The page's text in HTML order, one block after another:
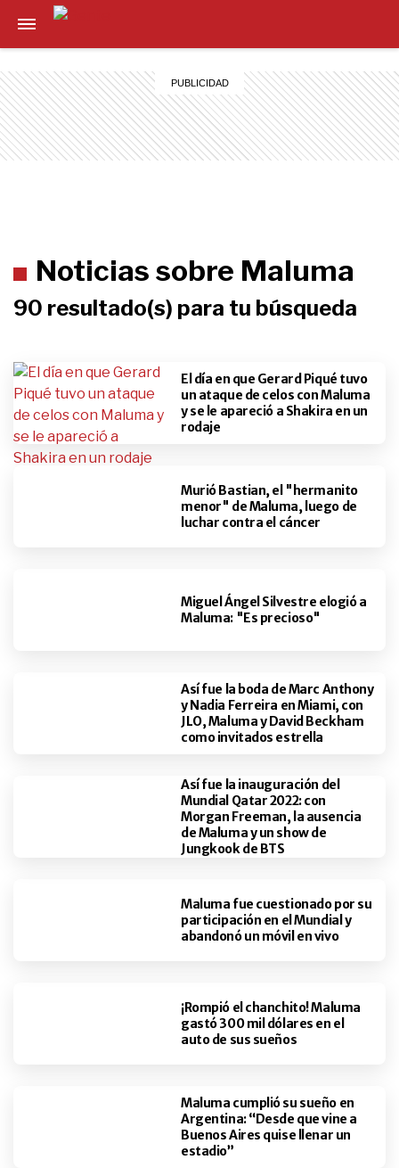
Noticias sobre Maluma
90 resultado(s) para tu búsqueda
El día en que Gerard Piqué tuvo
un ataque de celos con Maluma
y se le apareció a Shakira en un
rodaje
Murió Bastian, el "hermanito
menor" de Maluma, luego de
luchar contra el cáncer
Miguel Ángel Silvestre elogió a
Maluma: "Es precioso"
Así fue la boda de Marc Anthony
y Nadia Ferreira en Miami, con
JLO, Maluma y David Beckham
como invitados estrella
Así fue la inauguración del
Mundial Qatar 2022: con
Morgan Freeman, la ausencia
de Maluma y un show de
Jungkook de BTS
Maluma fue cuestionado por su
participación en el Mundial y
abandonó un móvil en vivo
¡Rompió el chanchito! Maluma
gastó 300 mil dólares en el
auto de sus sueños
Maluma cumplió su sueño en
Argentina: “Desde que vine a
Buenos Aires quise llenar un
estadio”